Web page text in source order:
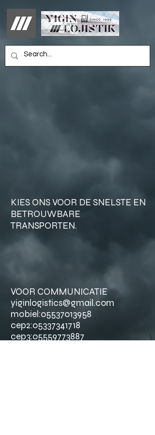
KIES ONS VOOR DE SNELSTE EN
BETROUWBARE
TRANSPORTEN.
VOOR COMMUNICATIE
yiginlogistics@gmail.com
mobiel:05537013958
cep2:05337341718
cep3:05559773887